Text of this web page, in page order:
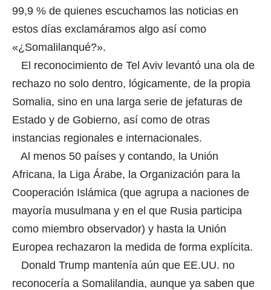
99,9 % de quienes escuchamos las noticias en
estos días exclamáramos algo así como
«¿Somalilanqué?».
El reconocimiento de Tel Aviv levantó una ola de
rechazo no solo dentro, lógicamente, de la propia
Somalia, sino en una larga serie de jefaturas de
Estado y de Gobierno, así como de otras
instancias regionales e internacionales.
Al menos 50 países y contando, la Unión
Africana, la Liga Árabe, la Organización para la
Cooperación Islámica (que agrupa a naciones de
mayoría musulmana y en el que Rusia participa
como miembro observador) y hasta la Unión
Europea rechazaron la medida de forma explícita.
Donald Trump mantenía aún que EE.UU. no
reconocería a Somalilandia, aunque ya saben que